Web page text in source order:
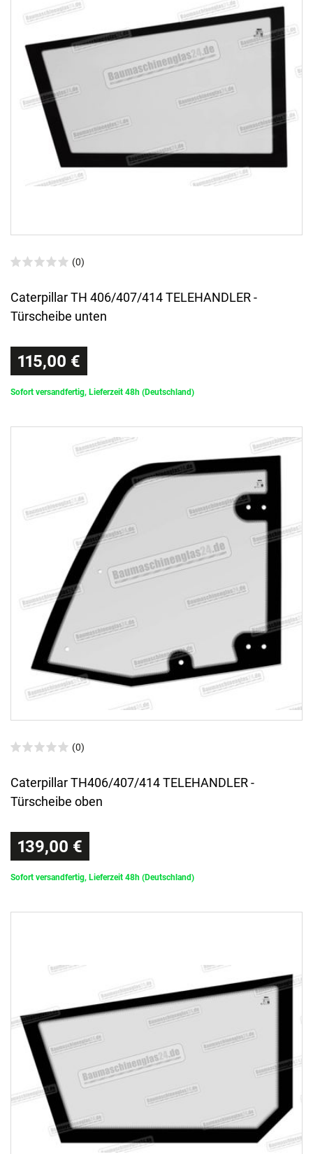
(0)
Caterpillar TH 406/407/414 TELEHANDLER -
Türscheibe unten
115,00 €
Sofort versandfertig, Lieferzeit 48h (Deutschland)
(0)
Caterpillar TH406/407/414 TELEHANDLER -
Türscheibe oben
139,00 €
Sofort versandfertig, Lieferzeit 48h (Deutschland)